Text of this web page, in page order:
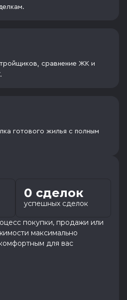
сравнение ЖК и
готового жилья с полным
успешных сделок
0 сделок
покупки, продажи или
максимально
для вас